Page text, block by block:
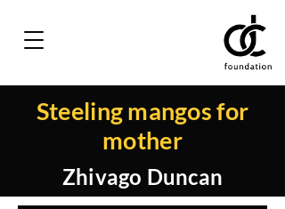
Steeling mangos for
mother
Zhivago Duncan